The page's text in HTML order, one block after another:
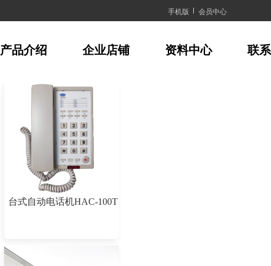
手机版 会员中心
产品介绍 企业店铺 资料中心 联
台式自动电话机HAC-100T